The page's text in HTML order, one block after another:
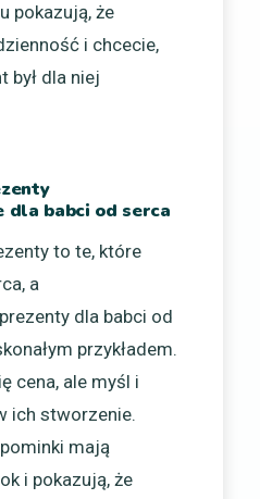
pokazują, że
i chcecie,
był dla niej
dla babci od serca
to te, które
a
dla babci od
przykładem.
cena, ale myśl i
ich stworzenie.
mają
i pokazują, że